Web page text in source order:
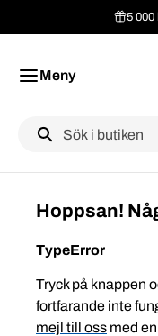
5 000
Meny
Label
Hoppsan!
TypeError
Tryck på knappen
fortfarande inte
mejl till oss med